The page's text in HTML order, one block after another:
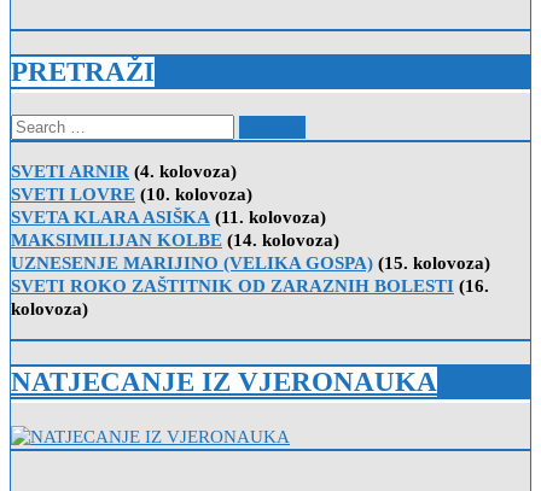
PRETRAŽI
Search
for:
SVETI ARNIR (4. kolovoza)
SVETI LOVRE (10. kolovoza)
SVETA KLARA ASIŠKA (11. kolovoza)
MAKSIMILIJAN KOLBE (14. kolovoza)
UZNESENJE MARIJINO (VELIKA GOSPA) (15. kolovoza)
SVETI ROKO ZAŠTITNIK OD ZARAZNIH BOLESTI (16.
kolovoza)
NATJECANJE IZ VJERONAUKA